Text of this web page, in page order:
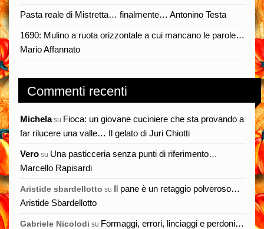
Pasta reale di Mistretta… finalmente… Antonino Testa
1690: Mulino a ruota orizzontale a cui mancano le parole…
Mario Affannato
Commenti recenti
Michelasu Fioca: un giovane cuciniere che sta provando a
far rilucere una valle… Il gelato di Juri Chiotti
Vero su Una pasticceria senza punti di riferimento…
Marcello Rapisardi
Aristide sbardellotto su Il pane è un retaggio polveroso…
Aristide Sbardellotto
Gabriele Nicolodi su Formaggi, errori, linciaggi e perdoni…